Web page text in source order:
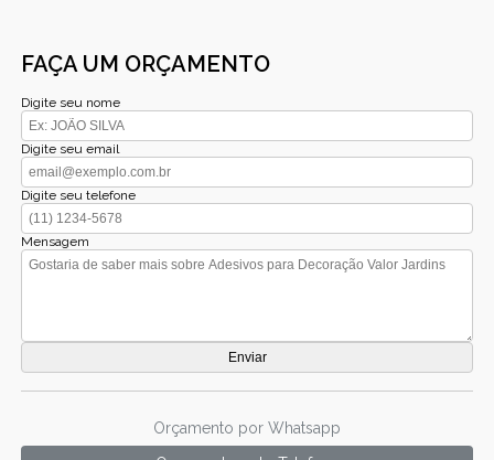
FAÇA UM ORÇAMENTO
Digite seu nome
Digite seu email
Digite seu telefone
Mensagem
Orçamento por Whatsapp